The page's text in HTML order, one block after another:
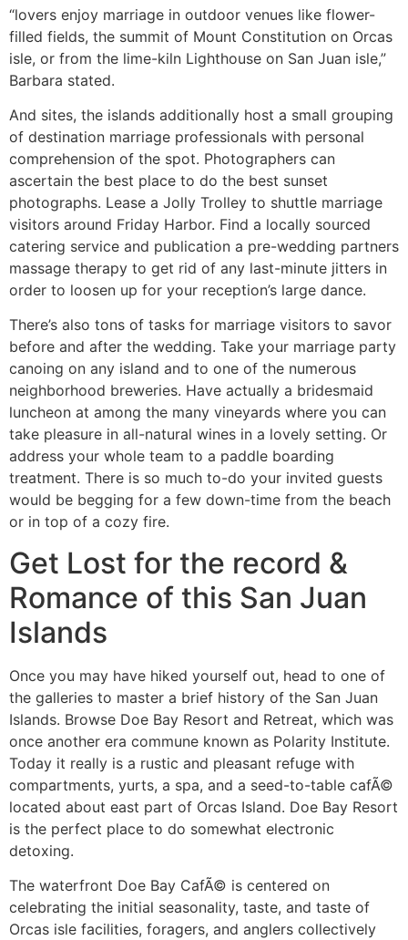
“lovers enjoy marriage in outdoor venues like flower-
filled fields, the summit of Mount Constitution on Orcas
isle, or from the lime-kiln Lighthouse on San Juan isle,”
Barbara stated.
And sites, the islands additionally host a small grouping
of destination marriage professionals with personal
comprehension of the spot. Photographers can
ascertain the best place to do the best sunset
photographs. Lease a Jolly Trolley to shuttle marriage
visitors around Friday Harbor. Find a locally sourced
catering service and publication a pre-wedding partners
massage therapy to get rid of any last-minute jitters in
order to loosen up for your reception’s large dance.
There’s also tons of tasks for marriage visitors to savor
before and after the wedding. Take your marriage party
canoing on any island and to one of the numerous
neighborhood breweries. Have actually a bridesmaid
luncheon at among the many vineyards where you can
take pleasure in all-natural wines in a lovely setting. Or
address your whole team to a paddle boarding
treatment. There is so much to-do your invited guests
would be begging for a few down-time from the beach
or in top of a cozy fire.
Get Lost for the record &
Romance of this San Juan
Islands
Once you may have hiked yourself out, head to one of
the galleries to master a brief history of the San Juan
Islands. Browse Doe Bay Resort and Retreat, which was
once another era commune known as Polarity Institute.
Today it really is a rustic and pleasant refuge with
compartments, yurts, a spa, and a seed-to-table cafÃ©
located about east part of Orcas Island. Doe Bay Resort
is the perfect place to do somewhat electronic
detoxing.
The waterfront Doe Bay CafÃ© is centered on
celebrating the initial seasonality, taste, and taste of
Orcas isle facilities, foragers, and anglers collectively